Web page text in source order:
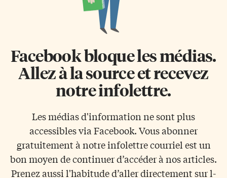
Facebook bloque les médias.
Allez à la source et recevez
notre infolettre.
Les médias d'information ne sont plus
accessibles via Facebook. Vous abonner
gratuitement à notre infolettre courriel est un
bon moyen de continuer d’accéder à nos articles.
Prenez aussi l'habitude d’aller directement sur l-